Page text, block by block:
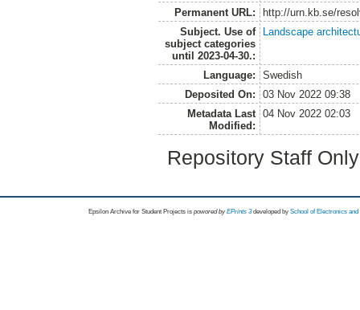
Permanent URL:
http://urn.kb.se/
Subject. Use of
subject categories
until 2023-04-30.:
Landscape
Language:
Swedish
Deposited On:
03 Nov 2022 09:38
Metadata Last
Modified:
04 Nov 2022 02:03
Repository Staff
Epsilon Archive for Student Projects is powored byEPrints 3 developed by School of Electronics